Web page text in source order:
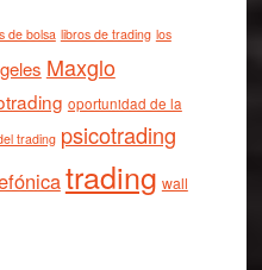
de bolsa libros de trading los
Maxglo
oportunidad de la
trading psicotrading
trading wall